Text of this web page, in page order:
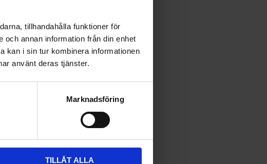
tillhandahålla funktioner för
annan information från din enhet
kan i sin tur kombinera informationen
använt deras tjänster.
Marknadsföring
TILLÅT ALLA